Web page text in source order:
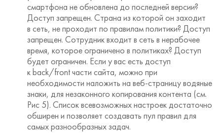
смартфона не обновлена до последней версии?
Доступ запрещен. Страна из которой он заходит
в сеть, не проходит по правилам политики? Доступ
запрещен. Сотрудник входит в сеть в нерабочее
время, которое ограничено в политиках? Доступ
будет ограничен. Если у вас есть доступ
к back/front части сайта, можно при
необходимости наложить на веб-страницу водяные
знаки, для незаконного копирования контента (см.
Рис 5). Список всевозможных настроек достаточно
обширен и позволяет создавать пул правил для
самых разнообразных задач.